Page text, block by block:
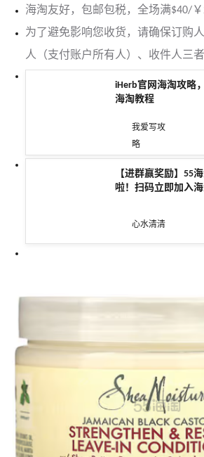
海淘友好，包邮包税，全场满$40/￥
为了避免影响您收货，请确保订购
人（支付账户所有人）、收件人三
iHerb官网海淘攻略
海淘教程
我爱写攻
略
【进群赢奖励】55
啦！扫码立即加入海
心水清清